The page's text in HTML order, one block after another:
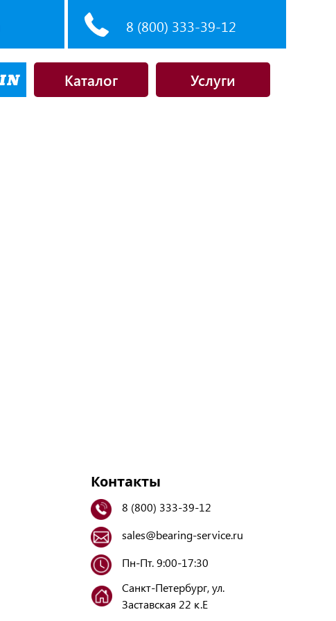
8 (800) 333-39-12
Каталог Услуги
Контакты
8 (800) 333-39-12
sales@bearing-service.ru
Санкт-Петербург, ул.
Заставская 22 к.Е
Пн-Пт. 9:00-17:30